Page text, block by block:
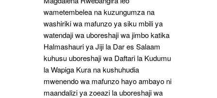
wametembelea na kuzungumza na
washiriki wa mafunzo ya siku mbili ya
watendaji wa uboreshaji wa jimbo katika
Halmashauri ya Jiji la Dar es Salaam
kuhusu uboreshaji wa Daftari la Kudumu
la Wapiga Kura na kushuhudia
mwenendo wa mafunzo hayo ambayo ni
maandalizi ya zoeazi la uboreshaji wa